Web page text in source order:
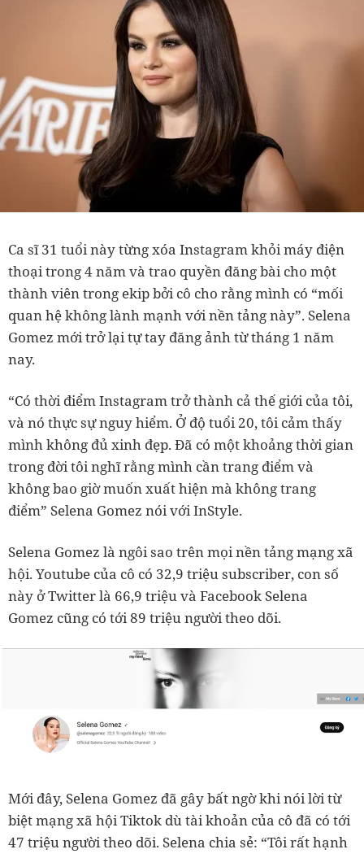
Ca sĩ 31 tuổi này từng xóa Instagram khỏi máy điện
thoại trong 4 năm và trao quyền đăng bài cho một
thành viên trong ekip bởi cô cho rằng mình có “mối
quan hệ không lành mạnh với nền tảng này”. Selena
Gomez mới trở lại tự tay đăng ảnh từ tháng 1 năm
nay.
“Có thời điểm Instagram trở thành cả thế giới của tôi,
và nó thực sự nguy hiểm. Ở độ tuổi 20, tôi cảm thấy
mình không đủ xinh đẹp. Đã có một khoảng thời gian
trong đời tôi nghĩ rằng mình cần trang điểm và
không bao giờ muốn xuất hiện mà không trang
điểm” Selena Gomez nói với InStyle.
Selena Gomez là ngôi sao trên mọi nền tảng mạng xã
hội. Youtube của cô có 32,9 triệu subscriber, con số
này ở Twitter là 66,9 triệu và Facebook Selena
Gomez cũng có tới 89 triệu người theo dõi.
Mới đây, Selena Gomez đã gây bất ngờ khi nói lời từ
biệt mạng xã hội Tiktok dù tài khoản của cô đã có tới
47 triệu người theo dõi. Selena chia sẻ: “Tôi rất hạnh